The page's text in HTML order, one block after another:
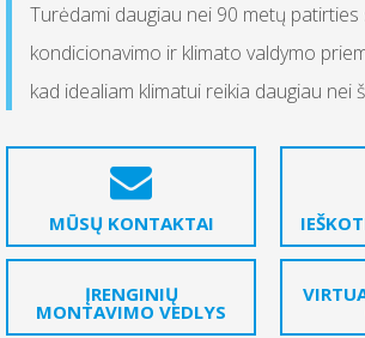
Turėdami daugiau nei 90 metų
kondicionavimo ir klimato valdymo
kad idealiam klimatui reikia daugiau nei
MŪSŲ KONTAKTAI
ĮRENGINIŲ
MONTAVIMO VEDLYS